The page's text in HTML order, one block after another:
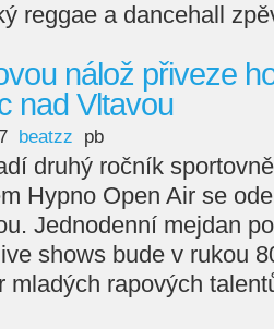
reggae a dancehall
nálož přiveze
nad Vltavou
beatzz pb
druhý ročník
Hypno Open Air se
Jednodenní mejdan
shows bude v rukou
mladých rapových